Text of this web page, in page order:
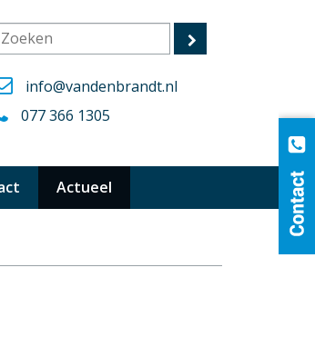
info@vandenbrandt.nl
077 366 1305
Actueel